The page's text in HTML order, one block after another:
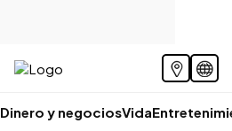
Dinero y negociosVida